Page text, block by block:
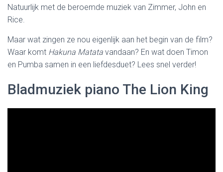
Natuurlijk met de beroemde muziek van Zimmer, John en
Rice.
Maar wat zingen ze nou eigenlijk aan het begin van de film?
Waar komt Hakuna Matata vandaan? En wat doen Timon
en Pumba samen in een liefdesduet? Lees snel verder!
Bladmuziek piano The Lion King